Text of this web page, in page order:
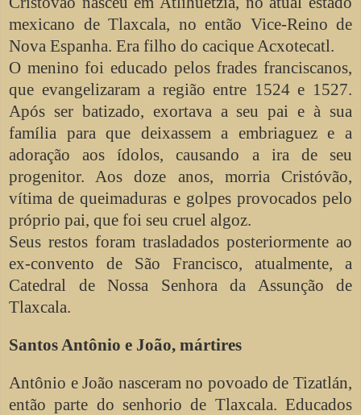
mexicano de Tlaxcala, no então Vice-Reino de
Nova Espanha. Era filho do cacique Acxotecatl.
O menino foi educado pelos frades franciscanos,
que evangelizaram a região entre 1524 e 1527.
Após ser batizado, exortava a seu pai e à sua
família para que deixassem a embriaguez e a
adoração aos ídolos, causando a ira de seu
progenitor. Aos doze anos, morria Cristóvão,
vítima de queimaduras e golpes provocados pelo
próprio pai, que foi seu cruel algoz.
Seus restos foram trasladados posteriormente ao
ex-convento de São Francisco, atualmente, a
Catedral de Nossa Senhora da Assunção de
Tlaxcala.
Santos Antônio e João, mártires
Antônio e João nasceram no povoado de Tizatlán,
então parte do senhorio de Tlaxcala. Educados